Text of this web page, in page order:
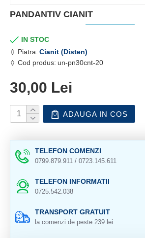
PANDANTIV CIANIT
IN STOC
Piatra: Cianit (Disten)
Cod produs: un-pn30cnt-20
30,00 Lei
ADAUGA IN COS
TELEFON COMENZI
0799.879.911 / 0723.145.611
TELEFON INFORMATII
0725.542.038
TRANSPORT GRATUIT
la comenzi de peste 239 lei